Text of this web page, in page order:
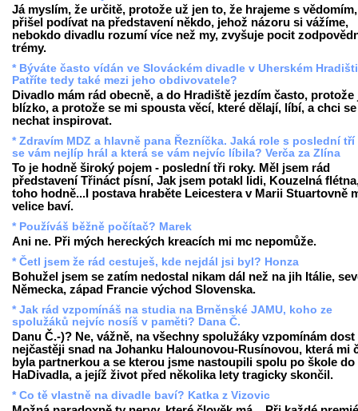
Já myslím, že určitě, protože už jen to, že hrajeme s
přišel podívat na představení někdo, jehož názoru si vážíme,
nebokdo divadlu rozumí více než my, zvyšuje pocit
trémy.
* Býváte často vídán ve Slováckém divadle v Uherském
Patříte tedy také mezi jeho obdivovatele?
Divadlo mám rád obecně, a do Hradiště jezdím často, protože
blízko, a protože se mi spousta věcí, které dělají, líbí, a chci
nechat inspirovat.
* Zdravím MDZ a hlavně pana Řezníčka. Jaká role s poslední tří
se vám nejlíp hrál a která se vám nejvíc líbila? Verča za Zlína
To je hodně široký pojem - poslední tři roky. Měl jsem rád
představení Třináct písní, Jak jsem potakl lidi, Kouzelná
toho hodně...I postava hraběte Leicestera v Marii Stuartovně
velice baví.
* Používáš běžně počítač? Marek
Ani ne. Při mých hereckých kreacích mi mc nepomůže.
* Četl jsem že rád cestuješ, kde nejdál jsi byl? Honza
Bohužel jsem se zatím nedostal nikam dál než na jih Itálie,
Německa, západ Francie východ Slovenska.
* Jak rád vzpomínáš na studia na Brněnské JAMU, koho ze
spolužáků nejvíc nosíš v paměti? Dana Č.
Danu Č.-)? Ne, vážně, na všechny spolužáky vzpomínám dost
nejčastěji snad na Johanku Halounovou-Rusínovou, která mi
byla partnerkou a se kterou jsme nastoupili spolu po škole do
HaDivadla, a jejíž život před několika lety tragicky skončil.
* Co tě vlastně na divadle baví? Katka z Vizovic